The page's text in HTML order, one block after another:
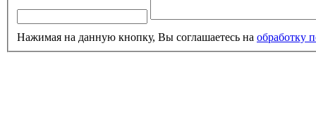
Нажимая на данную кнопку, Вы соглашаетесь на обработку